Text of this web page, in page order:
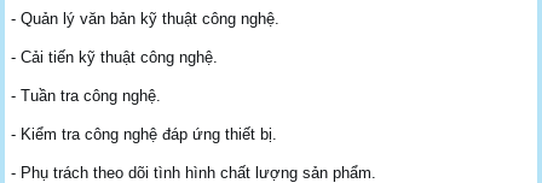
- Quản lý văn bản kỹ thuật công nghệ.
- Cải tiến kỹ thuật công nghệ.
- Tuần tra công nghệ.
- Kiểm tra công nghệ đáp ứng thiết bị.
- Phụ trách theo dõi tình hình chất lượng sản phẩm.